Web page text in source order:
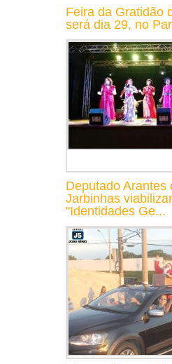
Feira da Gratidão
será dia 29, no
Deputado Arantes
Jarbinhas
"Identidades Ge...